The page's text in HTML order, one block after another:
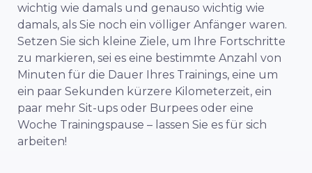
wichtig wie damals und genauso wichtig wie
damals, als Sie noch ein völliger Anfänger waren.
Setzen Sie sich kleine Ziele, um Ihre Fortschritte
zu markieren, sei es eine bestimmte Anzahl von
Minuten für die Dauer Ihres Trainings, eine um
ein paar Sekunden kürzere Kilometerzeit, ein
paar mehr Sit-ups oder Burpees oder eine
Woche Trainingspause – lassen Sie es für sich
arbeiten!